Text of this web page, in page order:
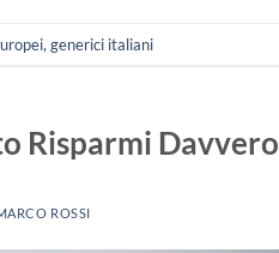
, generici italiani
Risparmi Davvero
ROSSI